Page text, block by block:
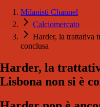
Milanisti Channel
Calciomercato
Harder, la trattativa
conclusa
Harder, la
Lisbona non si è